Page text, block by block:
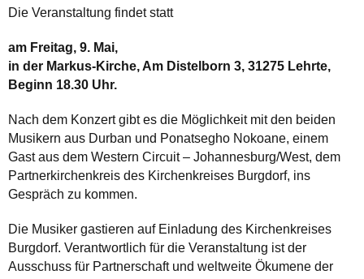
Die Veranstaltung findet statt
am Freitag, 9. Mai,
in der Markus-Kirche, Am Distelborn 3, 31275 Lehrte,
Beginn 18.30 Uhr.
Nach dem Konzert gibt es die Möglichkeit mit den beiden
Musikern aus Durban und Ponatsegho Nokoane, einem
Gast aus dem Western Circuit – Johannesburg/West, dem
Partnerkirchenkreis des Kirchenkreises Burgdorf, ins
Gespräch zu kommen.
Die Musiker gastieren auf Einladung des Kirchenkreises
Burgdorf. Verantwortlich für die Veranstaltung ist der
Ausschuss für Partnerschaft und weltweite Ökumene der